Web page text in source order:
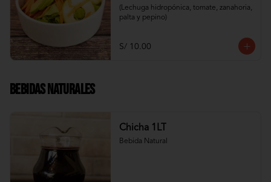
(Lechuga hidropónica, tomate, zanahoria,
palta y pepino)
S/ 10.00
Bebidas Naturales
Chicha 1LT
Bebida Natural